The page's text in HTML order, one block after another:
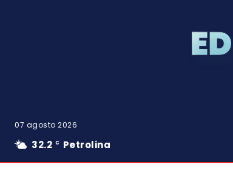
07 agosto 2026
32.2 C Petrolina